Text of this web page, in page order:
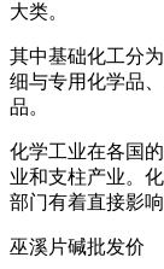
大类。
其中基础化工分
细与专用化学品
品。
化学工业在各国
业和支柱产业。
部门有着直接影响
巫溪片碱批发价